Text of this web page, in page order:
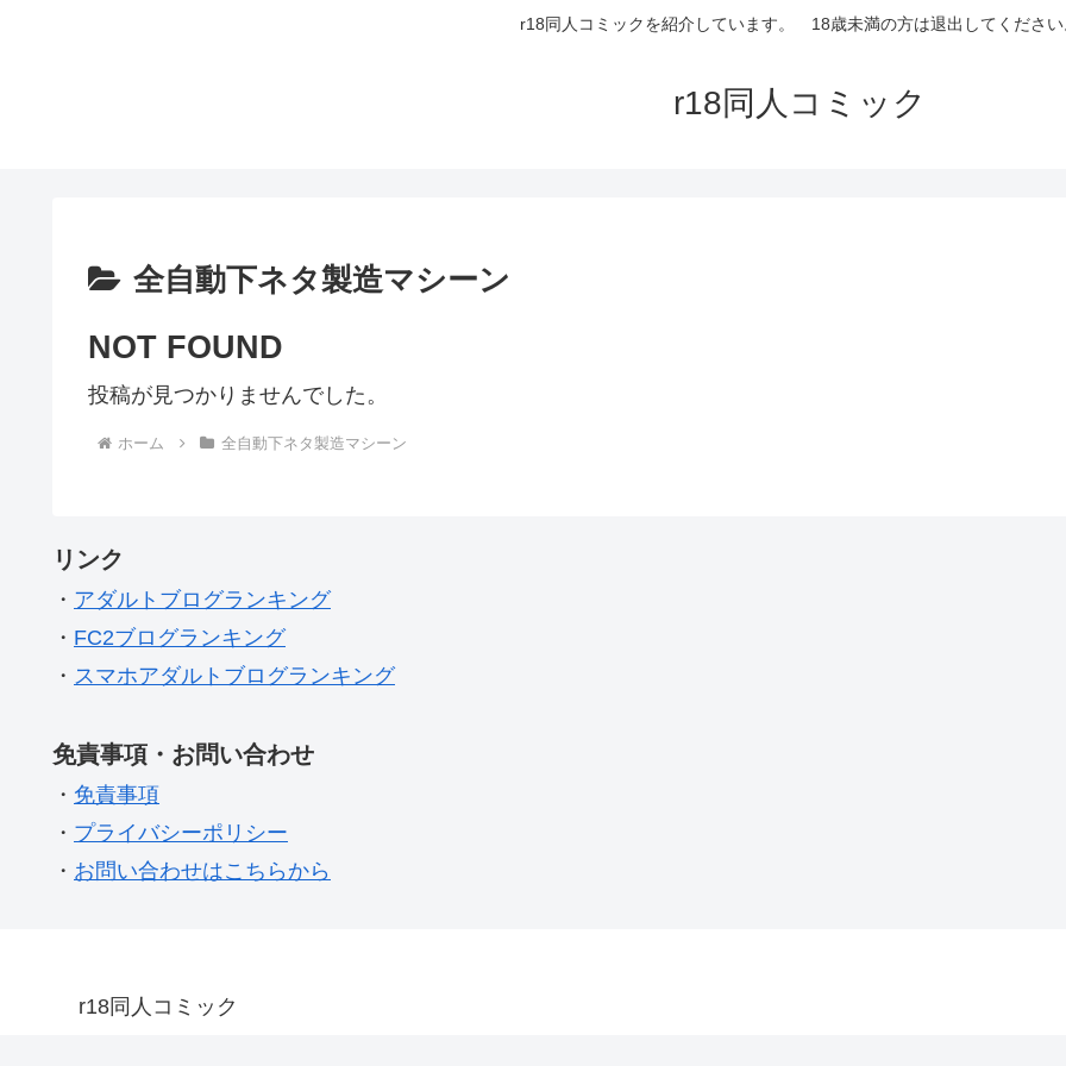
r18同人コミックを紹介しています。 18歳未満の方は退出してください
r18同人コミック
全自動下ネタ製造マシーン
NOT FOUND
投稿が見つかりませんでした。
ホーム 全自動下ネタ製造マシーン
リンク
・ アダルトブログランキング
・ FC2ブログランキング
・ スマホアダルトブログランキング
免責事項・お問い合わせ
・ 免責事項
・ プライバシーポリシー
・ お問い合わせはこちらから
r18同人コミック